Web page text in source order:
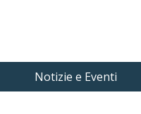
Notizie e Eventi